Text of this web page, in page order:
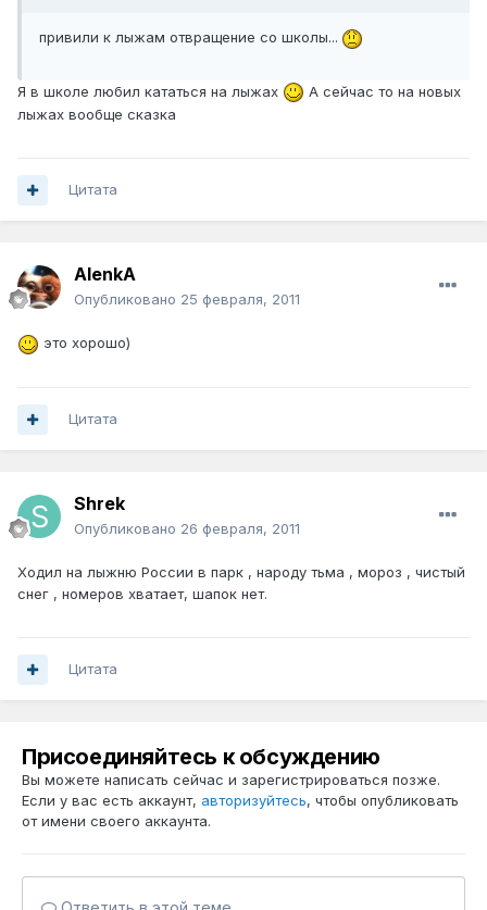
привили к лыжам отвращение со школы...
Я в школе любил кататься на лыжах
А сейчас то на новых
лыжах вообще сказка
Цитата
AlenkA
Опубликовано 25 февраля, 2011
это хорошо)
Цитата
Shrek
Опубликовано 26 февраля, 2011
Ходил на лыжню России в парк , народу тьма , мороз , чистый
снег , номеров хватает, шапок нет.
Цитата
Присоединяйтесь к обсуждению
Вы можете написать сейчас и зарегистрироваться позже.
Если у вас есть аккаунт, авторизуйтесь, чтобы опубликовать
от имени своего аккаунта.